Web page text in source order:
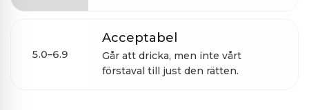
5.0–6.9
Acceptabel
Går att dricka, men inte vårt
förstaval till just den rätten.